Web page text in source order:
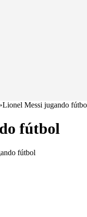
Lionel Messi jugando
fútbol
fútbol